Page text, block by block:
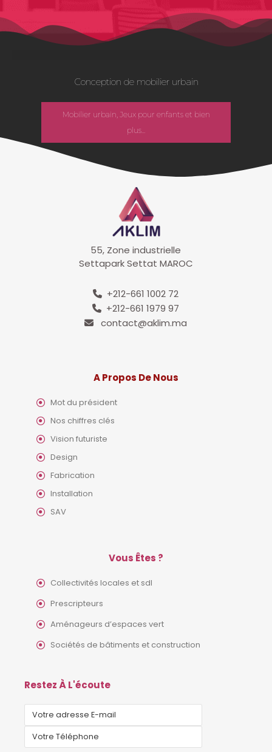
Conception de mobilier urbain
Mobilier urbain, Jeux pour enfants et bien
plus...
55, Zone industrielle
Settapark Settat MAROC
+212-661 1002 72
+212-661 1979 97
contact@aklim.ma
A Propos De Nous
Mot du président
Nos chiffres clés
Vision futuriste
Design
Fabrication
Installation
SAV
Vous Êtes ?
Collectivités locales et sdl
Prescripteurs
Aménageurs d’espaces vert
Sociétés de bâtiments et construction
Restez À L'écoute